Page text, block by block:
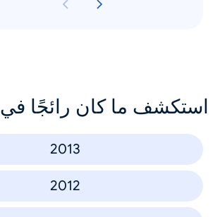
استكشف ما كان رائجًا في
2013
2012